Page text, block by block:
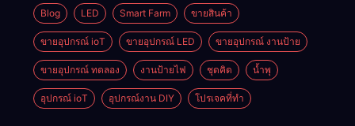
61F-G
Blog LED Smart Farm ขายสินค้า
ขายอุปกรณ์ ioT ขายอุปกรณ์ LED ขายอุปกรณ์ งานป้าย
ขายอุปกรณ์ ทดลอง งานป้ายไฟ ชุดคิด น้ำพุ
อุปกรณ์ ioT อุปกรณ์งาน DIY โปรเจคที่ทำ